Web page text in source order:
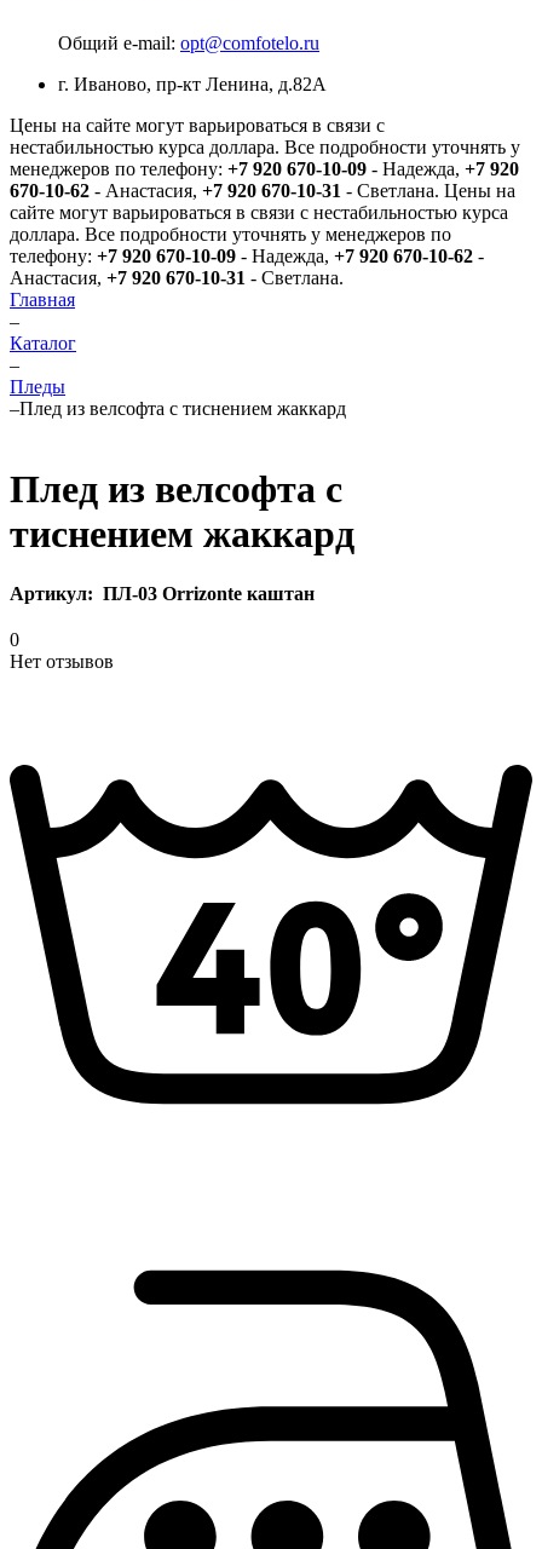
Общий e-mail: opt@comfotelo.ru
г. Иваново, пр-кт Ленина, д.82А
Цены на сайте могут варьироваться в связи с
нестабильностью курса доллара. Все подробности уточнять у
менеджеров по телефону: +7 920 670-10-09 - Надежда, +7 920
670-10-62 - Анастасия, +7 920 670-10-31 - Светлана. Цены на
сайте могут варьироваться в связи с нестабильностью курса
доллара. Все подробности уточнять у менеджеров по
телефону: +7 920 670-10-09 - Надежда, +7 920 670-10-62 -
Анастасия, +7 920 670-10-31 - Светлана.
Главная
–
Каталог
–
Пледы
–Плед из велсофта с тиснением жаккард
Плед из велсофта с
тиснением жаккард
Артикул: ПЛ-03 Orrizonte каштан
0
Нет отзывов